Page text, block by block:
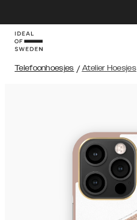
Telefoonhoesjes / Atelier Hoesjes